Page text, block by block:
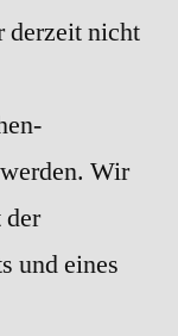
derzeit nicht
Wir
und eines